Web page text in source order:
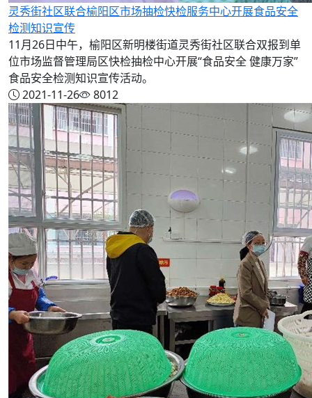
灵秀街社区联合榆阳区市场抽检快检服务中心开展食品安全
检测知识宣传
11月26日中午，榆阳区新明楼街道灵秀街社区联合双报到单
位市场监督管理局区快检抽检中心开展“食品安全 健康万家”
食品安全检测知识宣传活动。
2021-11-26
8012